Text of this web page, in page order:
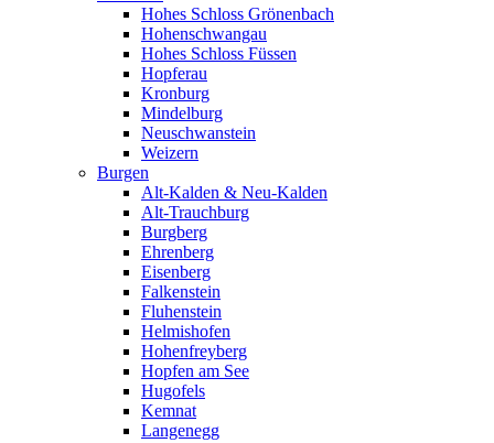
Hohes Schloss Grönenbach
Hohenschwangau
Hohes Schloss Füssen
Hopferau
Kronburg
Mindelburg
Neuschwanstein
Weizern
Burgen
Alt-Kalden & Neu-Kalden
Alt-Trauchburg
Burgberg
Ehrenberg
Eisenberg
Falkenstein
Fluhenstein
Helmishofen
Hohenfreyberg
Hopfen am See
Hugofels
Kemnat
Langenegg